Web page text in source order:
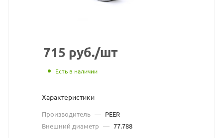
разрешения
владельца
715 руб./шт
Есть в наличии
Характеристики
Производитель — PEER
Внешний диаметр — 77.788